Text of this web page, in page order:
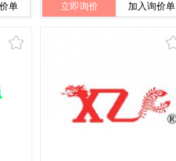
单
立即询价
加入询价单